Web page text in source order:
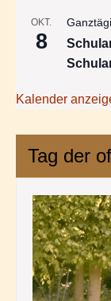
OKT.
8
Kalender
Tag der